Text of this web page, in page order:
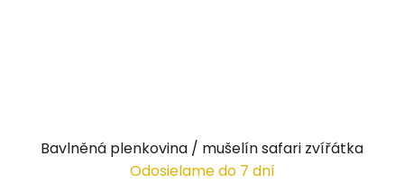
Bavlněná plenkovina / mušelín safari zvířátka
Odosielame do 7 dní